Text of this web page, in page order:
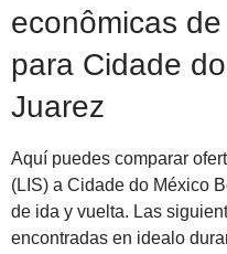
econômicas
para Cidade
Juarez
Aquí puedes comparar
(LIS) a Cidade do México
de ida y vuelta. Las
encontradas en idealo